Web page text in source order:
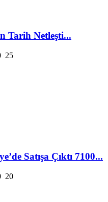
Tarih Netleşti...
25
Satışa Çıktı 7100...
20